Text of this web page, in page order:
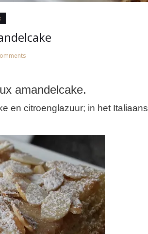
amandelcake.
en citroenglazuur; in het Italiaans